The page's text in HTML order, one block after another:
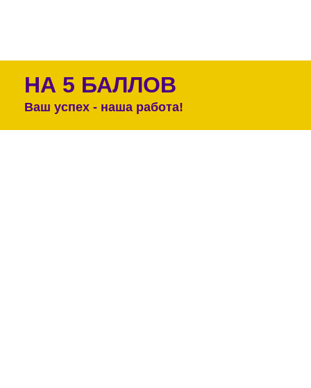
НА 5 БАЛЛОВ
Ваш успех - наша работа!